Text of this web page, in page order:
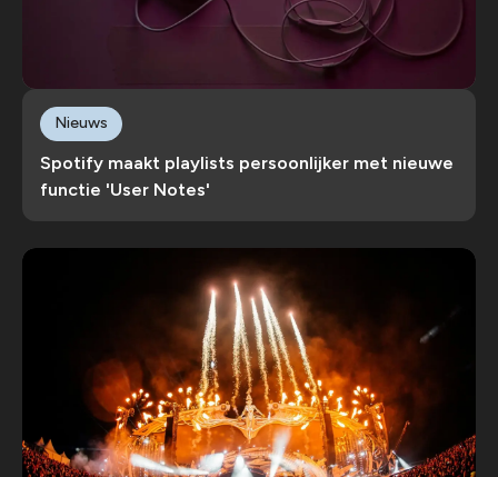
Spotify maakt playlists persoonlijker met nieuwe
functie 'User Notes'
Nieuws